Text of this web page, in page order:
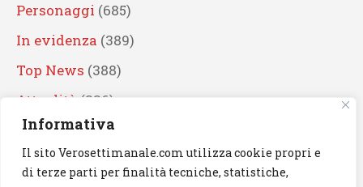
Informativa
Il sito Verosettimanale.com utilizza cookie propri e
di terze parti per finalità tecniche, statistiche,
Personaggi (685)
In evidenza (389)
Top News (388)
Attualità (336)
Eventi(330)
Artisti (241)